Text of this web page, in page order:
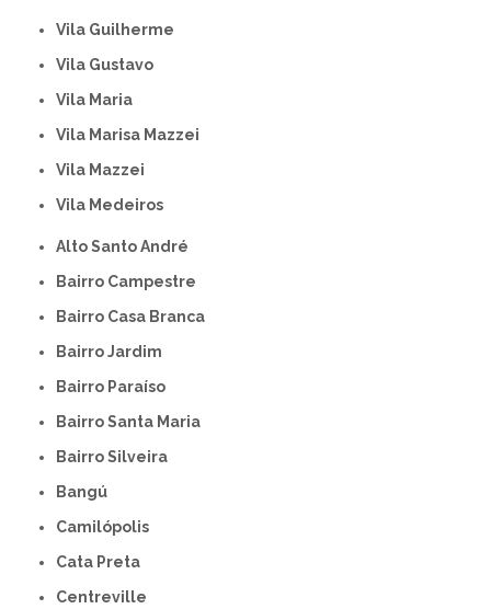
Vila Guilherme
Vila Gustavo
Vila Maria
Vila Marisa Mazzei
Vila Mazzei
Vila Medeiros
Alto Santo André
Bairro Campestre
Bairro Casa Branca
Bairro Jardim
Bairro Paraíso
Bairro Santa Maria
Bairro Silveira
Bangú
Camilópolis
Cata Preta
Centreville